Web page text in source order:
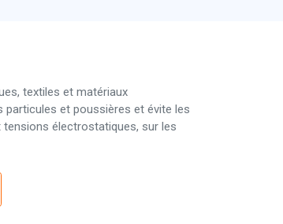
textiles et matériaux
et poussières et évite les
tensions électrostatiques, sur les